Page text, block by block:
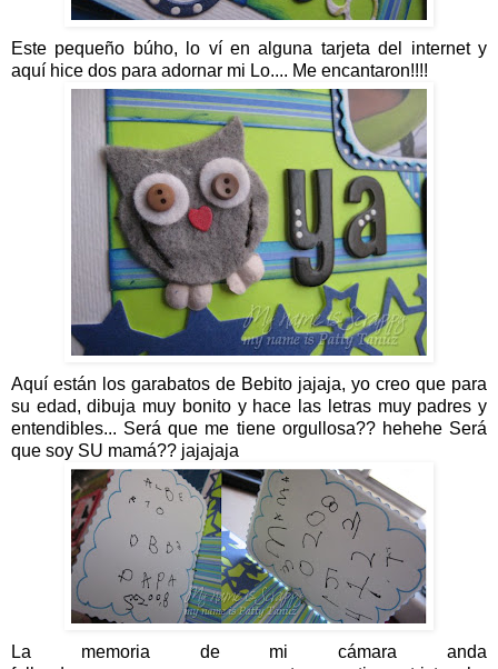
Este pequeño búho, lo ví en alguna tarjeta del internet y
aquí hice dos para adornar mi Lo.... Me encantaron!!!!
Aquí están los garabatos de Bebito jajaja, yo creo que para
su edad, dibuja muy bonito y hace las letras muy padres y
entendibles... Será que me tiene orgullosa?? hehehe Será
que soy SU mamá?? jajajaja
La memoria de mi cámara anda